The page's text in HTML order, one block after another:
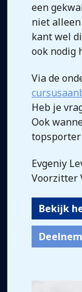
een
niet alleen
kant wel
ook nodig
Via de
Heb je
Ook
Evgeniy
Voorzitter
Bekijk